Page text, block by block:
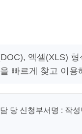
엑셀(XLS)
빠르게 찾고 이용
당 신청부서명 : 작